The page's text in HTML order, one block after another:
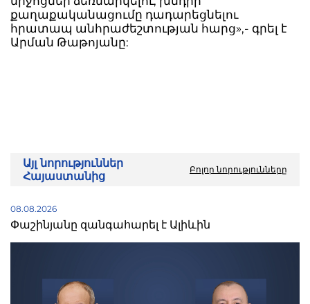
քաղաքականացումը դադարեցնելու
հրատապ անհրաժեշտության հարց»,- գրել է
Արման Թաթոյանը:
Այլ նորություններ
Հայաստանից
Բոլոր նորությունները
08.08.2026
Փաշինյանը զանգահարել է Ալիևին